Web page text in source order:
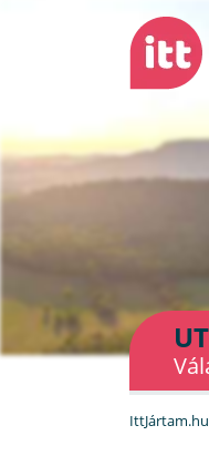
IttJártam.hu